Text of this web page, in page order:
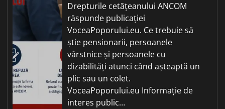
Drepturile cetățeanului ANCOM
răspunde publicației
VoceaPoporului.eu. Ce trebuie să
știe pensionarii, persoanele
vârstnice și persoanele cu
dizabilități atunci când așteaptă un
plic sau un colet.
VoceaPoporului.eu Informație de
interes public…